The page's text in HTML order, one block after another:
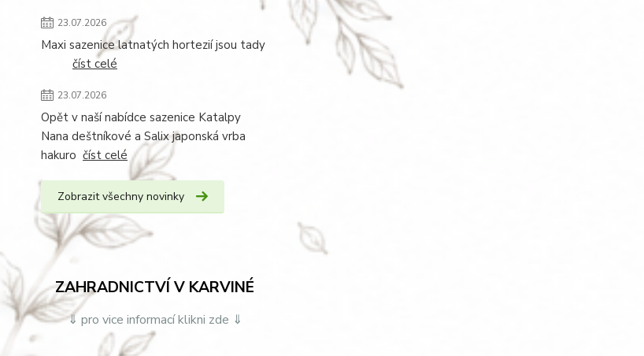
23.07.2026
Maxi sazenice latnatých hortezií jsou tady
číst celé
23.07.2026
Opět v naší nabídce sazenice Katalpy
Nana deštníkové a Salix japonská vrba
hakuro číst celé
Zobrazit všechny novinky
ZAHRADNICTVÍ V KARVINÉ
⇓ pro vice informací klikni zde ⇓